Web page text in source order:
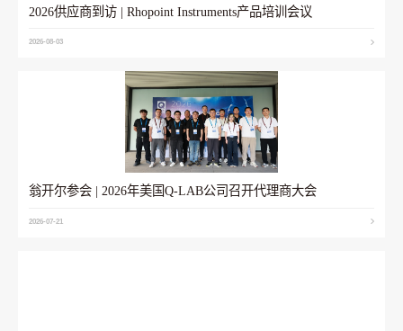
2026供应商到访 | Rhopoint Instruments产品培训会议
2026-08-03
翁开尔参会 | 2026年美国Q-LAB公司召开代理商大会
2026-07-21